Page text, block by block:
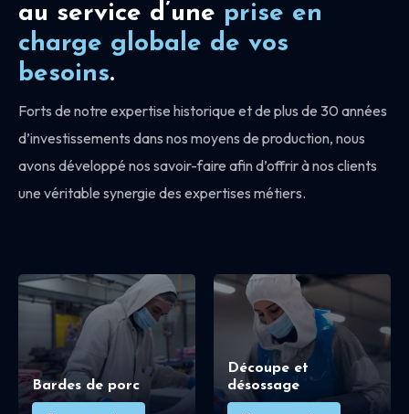
au service d’une prise en
charge globale de vos
besoins.
Forts de notre expertise historique et de plus de 30 années
d’investissements dans nos moyens de production, nous
avons développé nos savoir-faire afin d’offrir à nos clients
une véritable synergie des expertises métiers.
Bardes de porc
Découpe et
désossage